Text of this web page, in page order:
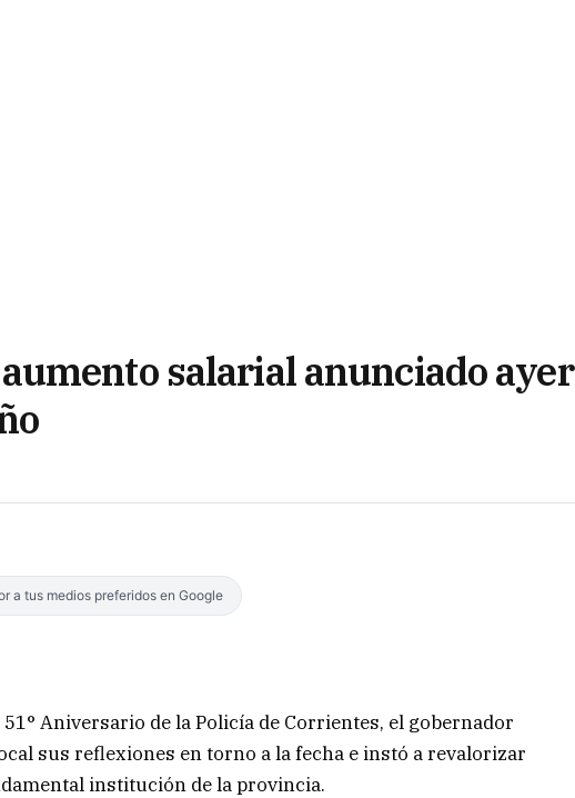
salarial anunciado ayer
a tus medios preferidos en Google
Aniversario de la Policía de Corrientes, el gobernador
sus reflexiones en torno a la fecha e instó a revalorizar
institución de la provincia.